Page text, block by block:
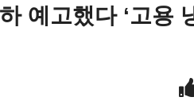
예고했다 ‘고용